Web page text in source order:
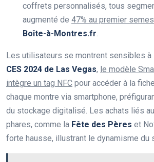
coffrets personnalisés, tous
augmenté de 47% au premier
Boîte-à-Montres.fr
Les utilisateurs se montrent sensibles à
CES 2024 de Las Vegas, le modèle
intègre un tag NFC pour accéder à la
chaque montre via smartphone,
du stockage digitalisé. Les achats liés
phares, comme la Fête des Pères et
forte hausse, illustrant le dynamisme du